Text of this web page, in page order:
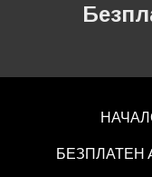
БЕЗПЛАТЕН